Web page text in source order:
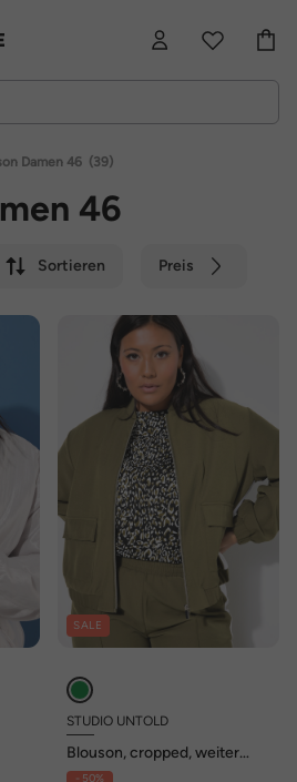
Damen 46 (39)
46
Sortieren Preis
SALE
STUDIO UNTOLD
Blouson, cropped, weiter
Langarm, Seiteneinsatz
- 50%